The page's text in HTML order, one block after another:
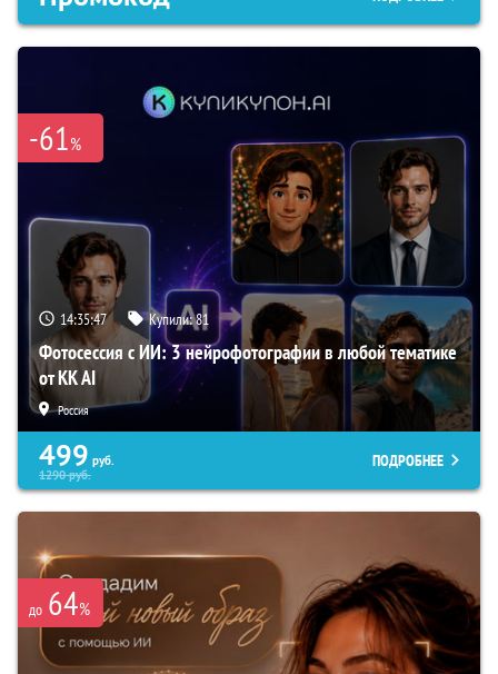
-61%
14:35:46 Купили:81
Фотосессия с ИИ: 3 нейрофотографии в любой тематике
от KK AI
Россия
499 руб.
1290руб.
ПОДРОБНЕЕ
до 64%